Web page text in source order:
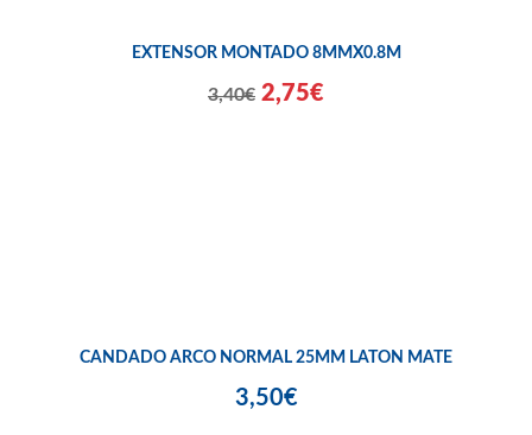
EXTENSOR MONTADO 8MMX0.8M
3,40€ 2,75€
CANDADO ARCO NORMAL 25MM LATON MATE
3,50€